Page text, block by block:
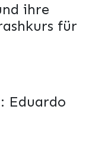
ihre
für
Eduardo